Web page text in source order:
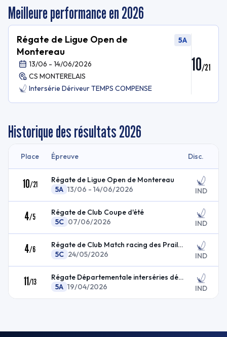
Meilleure performance en 2026
Régate de Ligue Open de
Montereau
5A
13/06 - 14/06/2026
CS MONTERELAIS
Intersérie Dériveur TEMPS COMPENSE
10/21
Historique des résultats2026
Place Épreuve Disc.
10/21
Régate de Ligue Open de Montereau
5A 13/06 - 14/06/2026 IND
4/5
Régate de Club Coupe d'été
5C 07/06/2026 IND
4/6
Régate de Club Match racing des Praillons
5C 24/05/2026 IND
11/13
Régate Départementale interséries dériveur
5A 19/04/2026 IND